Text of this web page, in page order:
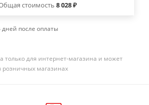
стоимость 8 028 ₽
дней после оплаты
только для интернет-магазина и может
розничных магазинах